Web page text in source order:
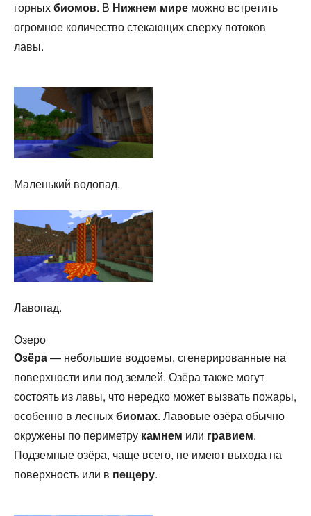
горныхбиомов. В Нижнем мире можно встретить
огромное количество стекающих сверху потоков
лавы.
Маленький водопад.
Лавопад.
Озеро
Озёра— небольшие водоемы, сгенерированные на
поверхности или под землей. Озёра также могут
состоять из лавы, что нередко может вызвать пожары,
особенно в лесныхбиомах. Лавовые озёра обычно
окружены по периметру камнем или гравием.
Подземные озёра, чаще всего, не имеют выхода на
поверхность или в пещеру.